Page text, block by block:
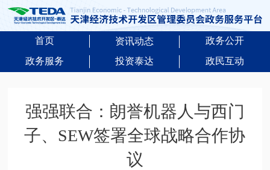
首页 资讯动态
政务公开
政务服务
投资泰达 政民互动
强强联合：朗誉机器人与西门
子、SEW签署全球战略合作协
议